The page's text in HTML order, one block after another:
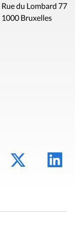
Rue du Lombard 77
1000 Bruxelles